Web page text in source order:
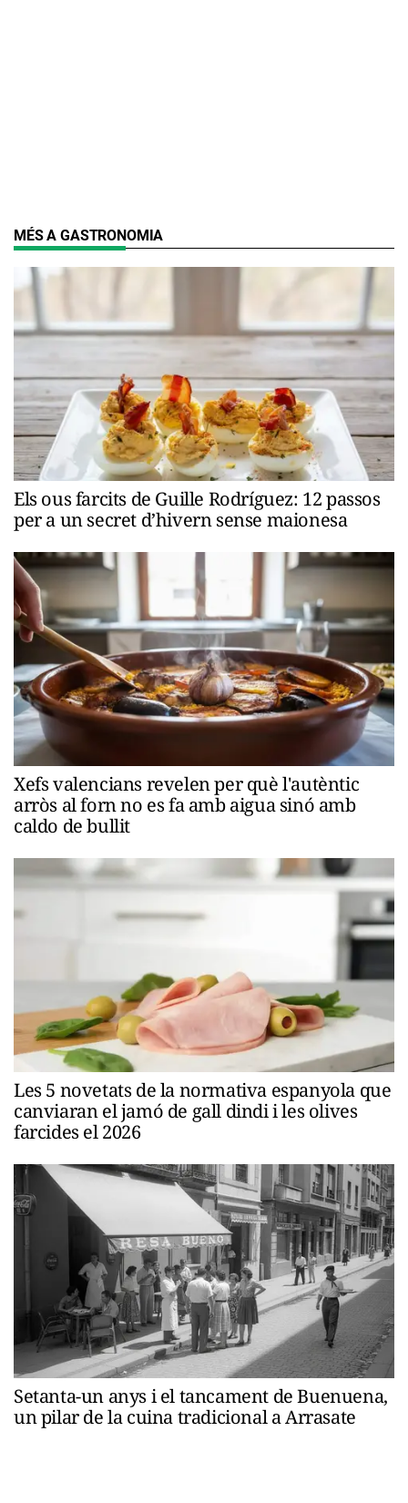
MÉS A GASTRONOMIA
Els ous farcits de Guille Rodríguez: 12 passos
per a un secret d’hivern sense maionesa
Xefs valencians revelen per què l'autèntic
arròs al forn no es fa amb aigua sinó amb
caldo de bullit
Les 5 novetats de la normativa espanyola que
canviaran el jamó de gall dindi i les olives
farcides el 2026
Setanta-un anys i el tancament de Buenuena,
un pilar de la cuina tradicional a Arrasate